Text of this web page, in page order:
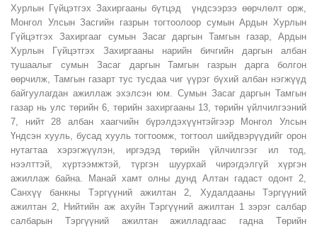
Хурлын Гүйцэтгэх Захиргааны бүтцэд үндсээрээ өөрчлөлт орж,
Монгол Улсын Засгийн газрын тогтоолоор сумын Ардын Хурлын
Гүйцэтгэх Захиргааг сумын Засаг даргын Тамгын газар, Ардын
Хурлын Гүйцэтгэх Захиргааны нарийн бичгийн даргын албан
тушаалыг сумын Засаг даргын Тамгын газрын дарга болгон
өөрчилж, Тамгын газарт тус тусдаа чиг үүрэг бүхий албан нэгжүүд
байгуулагдан ажиллаж эхэлсэн юм. Сумын Засаг даргын Тамгын
газар нь улс төрийн 6, төрийн захиргааны 13, төрийн үйлчилгээний
7, нийт 28 албан хаагчийн бүрэлдэхүүнтэйгээр Монгол Улсын
Үндсэн хууль, бусад хууль тогтоомж, тогтоол шийдвэрүүдийг орон
нутагтаа хэрэгжүүлэн, иргэдэд төрийн үйлчилгээг ил тод,
нээлттэй, хүртээмжтэй, түргэн шуурхай чирэгдэлгүй хүргэн
ажиллаж байна. Манай хамт олны дунд Алтан гадаст одонт 2,
Санхүү банкны Тэргүүний ажилтан 2, Худалдааны Тэргүүний
ажилтан 2, Нийтийн аж ахуйн Тэргүүний ажилтан 1 зэрэг салбар
салбарын Тэргүүний ажилтан ажилладгаас гадна Төрийн